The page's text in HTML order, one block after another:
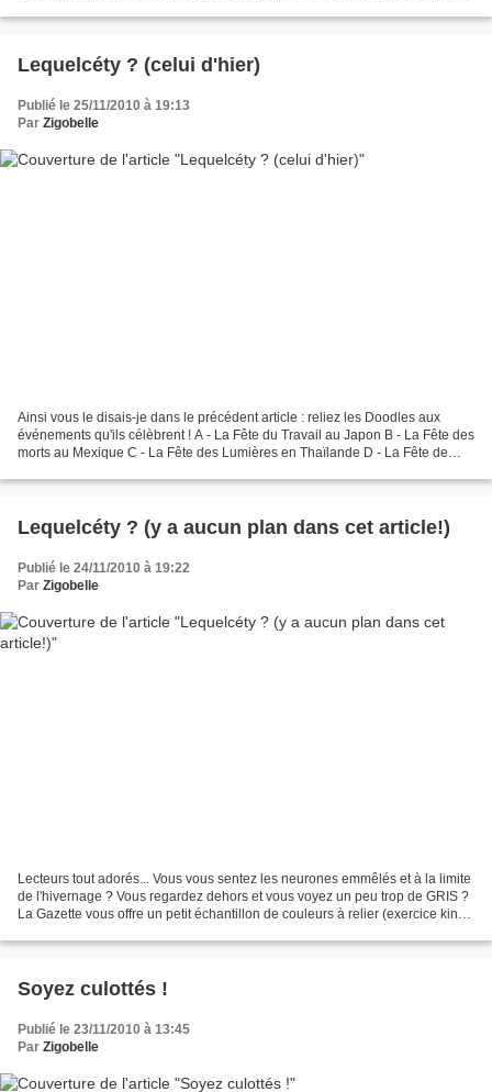
Lequelcéty ? (celui d'hier)
Publié le 25/11/2010 à 19:13
Par Zigobelle
Ainsi vous le disais-je dans le précédent article : reliez les Doodles aux
événements qu'ils célèbrent ! A - La Fête du Travail au Japon B - La Fête des
morts au Mexique C - La Fête des Lumières en Thaïlande D - La Fête de
Lequelcéty ? (y a aucun plan dans cet article!)
Publié le 24/11/2010 à 19:22
Par Zigobelle
Lecteurs tout adorés... Vous vous sentez les neurones emmêlés et à la limite
de l'hivernage ? Vous regardez dehors et vous voyez un peu trop de GRIS ?
La Gazette vous offre un petit échantillon de couleurs à relier (exercice kiné
Soyez culottés !
Publié le 23/11/2010 à 13:45
Par Zigobelle